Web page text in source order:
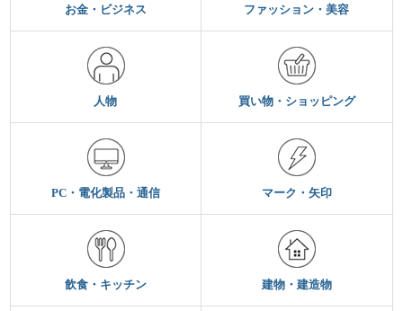
お金・ビジネス ファッション・美容
人物 買い物・ショッピング
PC・電化製品・通信 マーク・矢印
飲食・キッチン 建物・建造物